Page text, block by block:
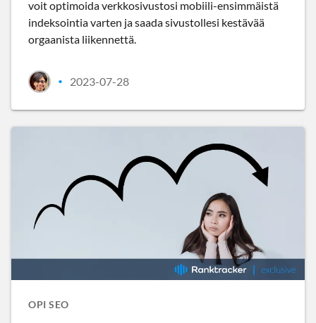
voit optimoida verkkosivustosi mobiili-ensimmäistä
indeksointia varten ja saada sivustollesi kestävää
orgaanista liikennettä.
• 2023-07-28
OPI SEO